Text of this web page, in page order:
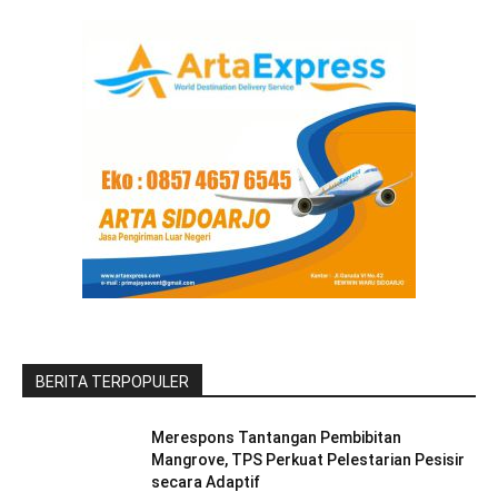
BERITA TERPOPULER
Merespons Tantangan Pembibitan
Mangrove, TPS Perkuat Pelestarian Pesisir
secara Adaptif